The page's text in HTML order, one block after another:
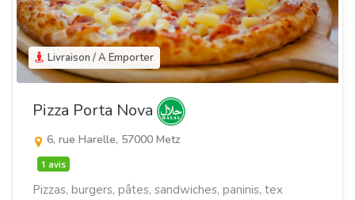
Livraison / A Emporter
Pizza Porta Nova
6, rue Harelle, 57000 Metz
1 avis
Pizzas, burgers, pâtes, sandwiches, paninis, tex